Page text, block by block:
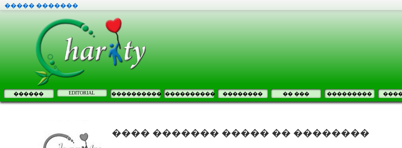
����� �������
������ EDITORIAL ���������� ���������� �������� �� ��� ���������
���� ������� ����� �� ��������